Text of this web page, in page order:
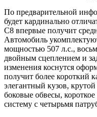
По предварительной
будет кардинально
C8 впервые получит
Автомобиль
мощностью 507 л.с.,
двойным сцеплением и
изменения коснутся
получит более короткий
элегантный кузов,
боковые обвесы,
систему с четырьмя